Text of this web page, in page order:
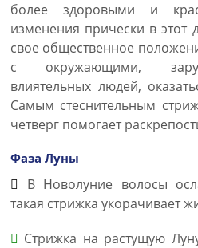
более здоровыми и
изменения прически в
свое общественное
с окружающими,
влиятельных людей,
Самым стеснительным
четверг помогает
Фаза Луны
В Новолуние волосы
такая стрижка укорачивает
Стрижка на растущую